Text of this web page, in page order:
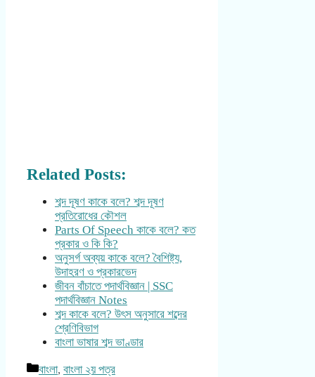
Related Posts:
শব্দ দূষণ কাকে বলে? শব্দ দূষণ
প্রতিরোধের কৌশল
Parts Of Speech কাকে বলে? কত
প্রকার ও কি কি?
অনুসর্গ অব্যয় কাকে বলে? বৈশিষ্ট্য,
উদাহরণ ও প্রকারভেদ
জীবন বাঁচাতে পদার্থবিজ্ঞান | SSC
পদার্থবিজ্ঞান Notes
শব্দ কাকে বলে? উৎস অনুসারে শব্দের
শ্রেণিবিভাগ
বাংলা ভাষার শব্দ ভাণ্ডার
Categories
বাংলা, বাংলা ২য় পত্র